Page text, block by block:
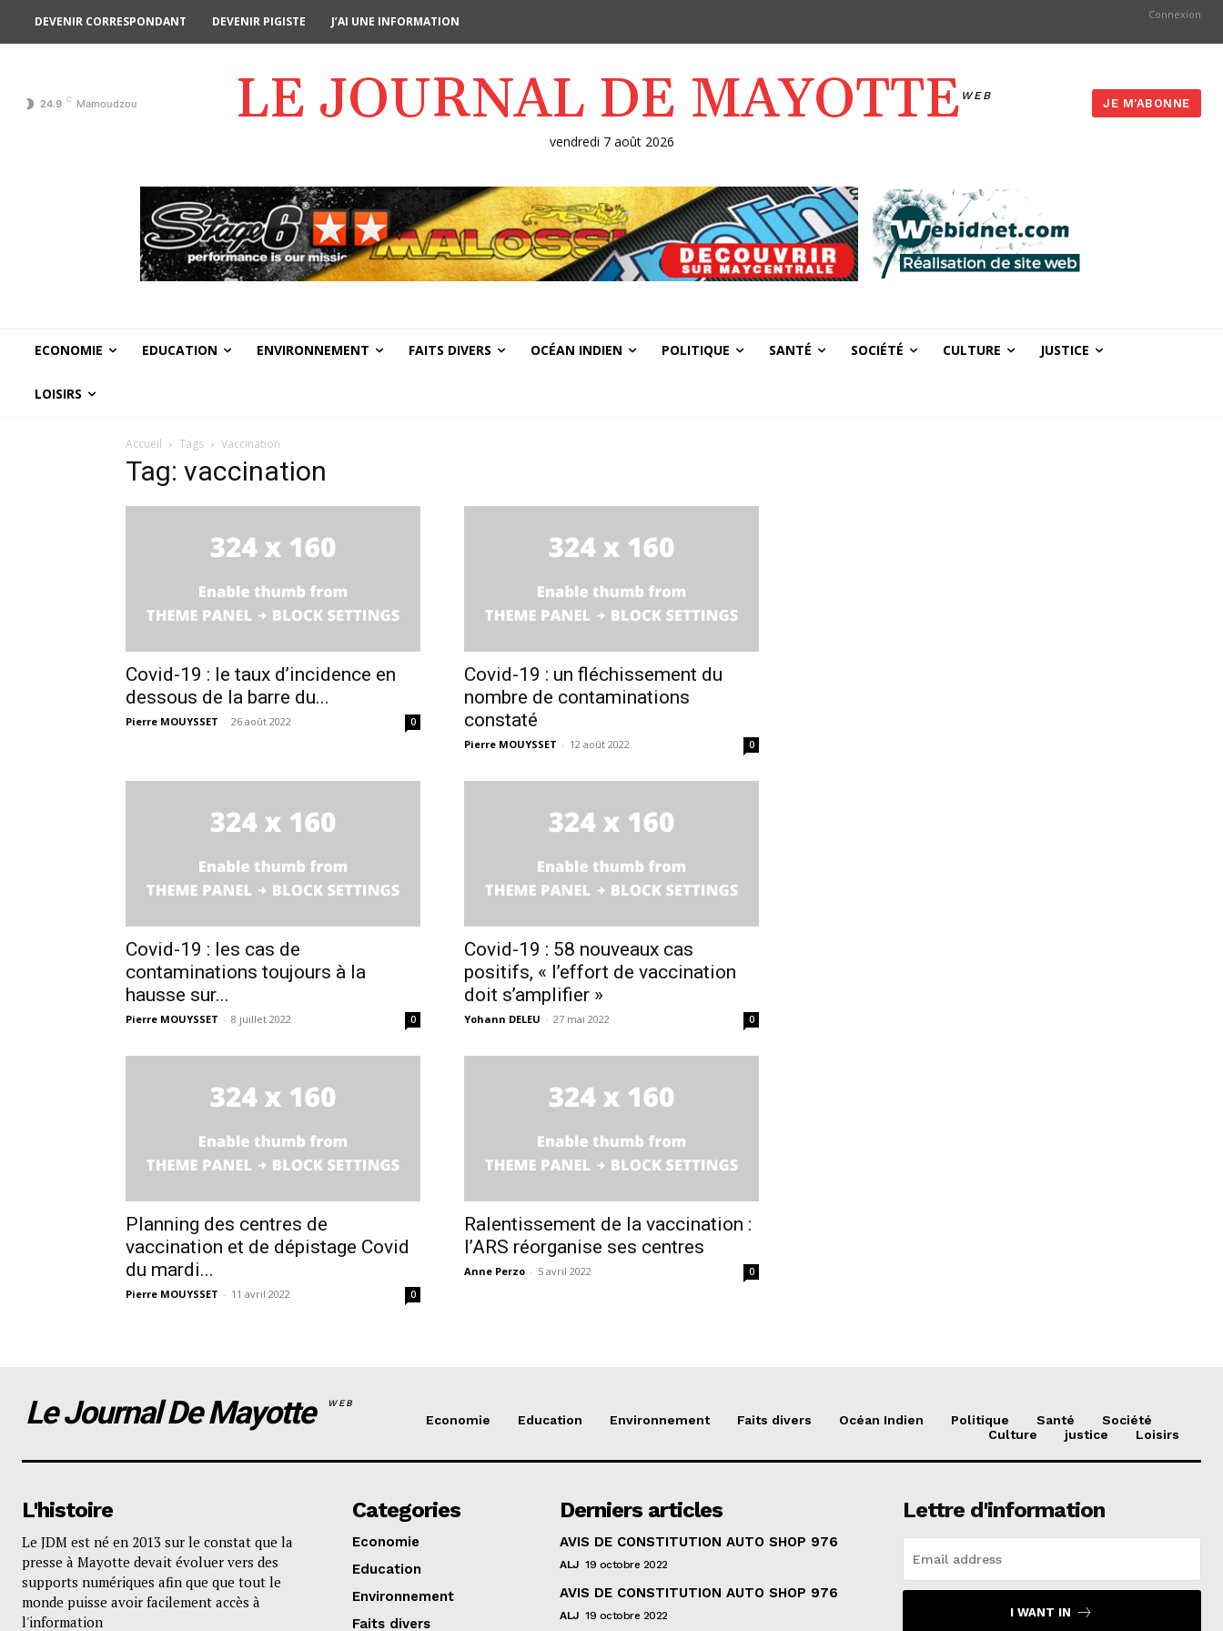
DEVENIR CORRESPONDANT DEVENIR PIGISTE J’AI UNE INFORMATION Connexion
24.9 C Mamoudzou LE JOURNAL DE MAYOTTE WEB
JE M'ABONNE
vendredi 7 août 2026
ECONOMIE EDUCATION ENVIRONNEMENT FAITS DIVERS OCÉAN INDIEN POLITIQUE SANTÉ SOCIÉTÉ CULTURE JUSTICE
LOISIRS
Accueil Tags Vaccination
Tag: vaccination
Covid-19 : le taux d’incidence en
dessous de la barre du...
Pierre MOUYSSET - 26 août 2022 0
Covid-19 : un fléchissement du
nombre de contaminations
constaté
Pierre MOUYSSET - 12 août 2022 0
Covid-19 : les cas de
contaminations toujours à la
hausse sur...
Pierre MOUYSSET - 8 juillet 2022 0
Covid-19 : 58 nouveaux cas
positifs, « l’effort de vaccination
doit s’amplifier »
Yohann DELEU - 27 mai 2022 0
Planning des centres de
vaccination et de dépistage Covid
du mardi...
Pierre MOUYSSET - 11 avril 2022 0
Ralentissement de la vaccination :
l’ARS réorganise ses centres
Anne Perzo - 5 avril 2022 0
Le Journal De Mayotte WEB
Economie Education Environnement Faits divers Océan Indien Politique Santé
Société
Culture
justice Loisirs
L'histoire
Le JDM est né en 2013 sur le constat que la
presse à Mayotte devait évoluer vers des
supports numériques afin que que tout le
monde puisse avoir facilement accès à
l'information
Categories
Economie
Education
Environnement
Faits divers
Derniers articles
AVIS DE CONSTITUTION AUTO SHOP 976
ALJ 19 octobre 2022
AVIS DE CONSTITUTION AUTO SHOP 976
ALJ 19 octobre 2022
Lettre d'information
I WANT IN